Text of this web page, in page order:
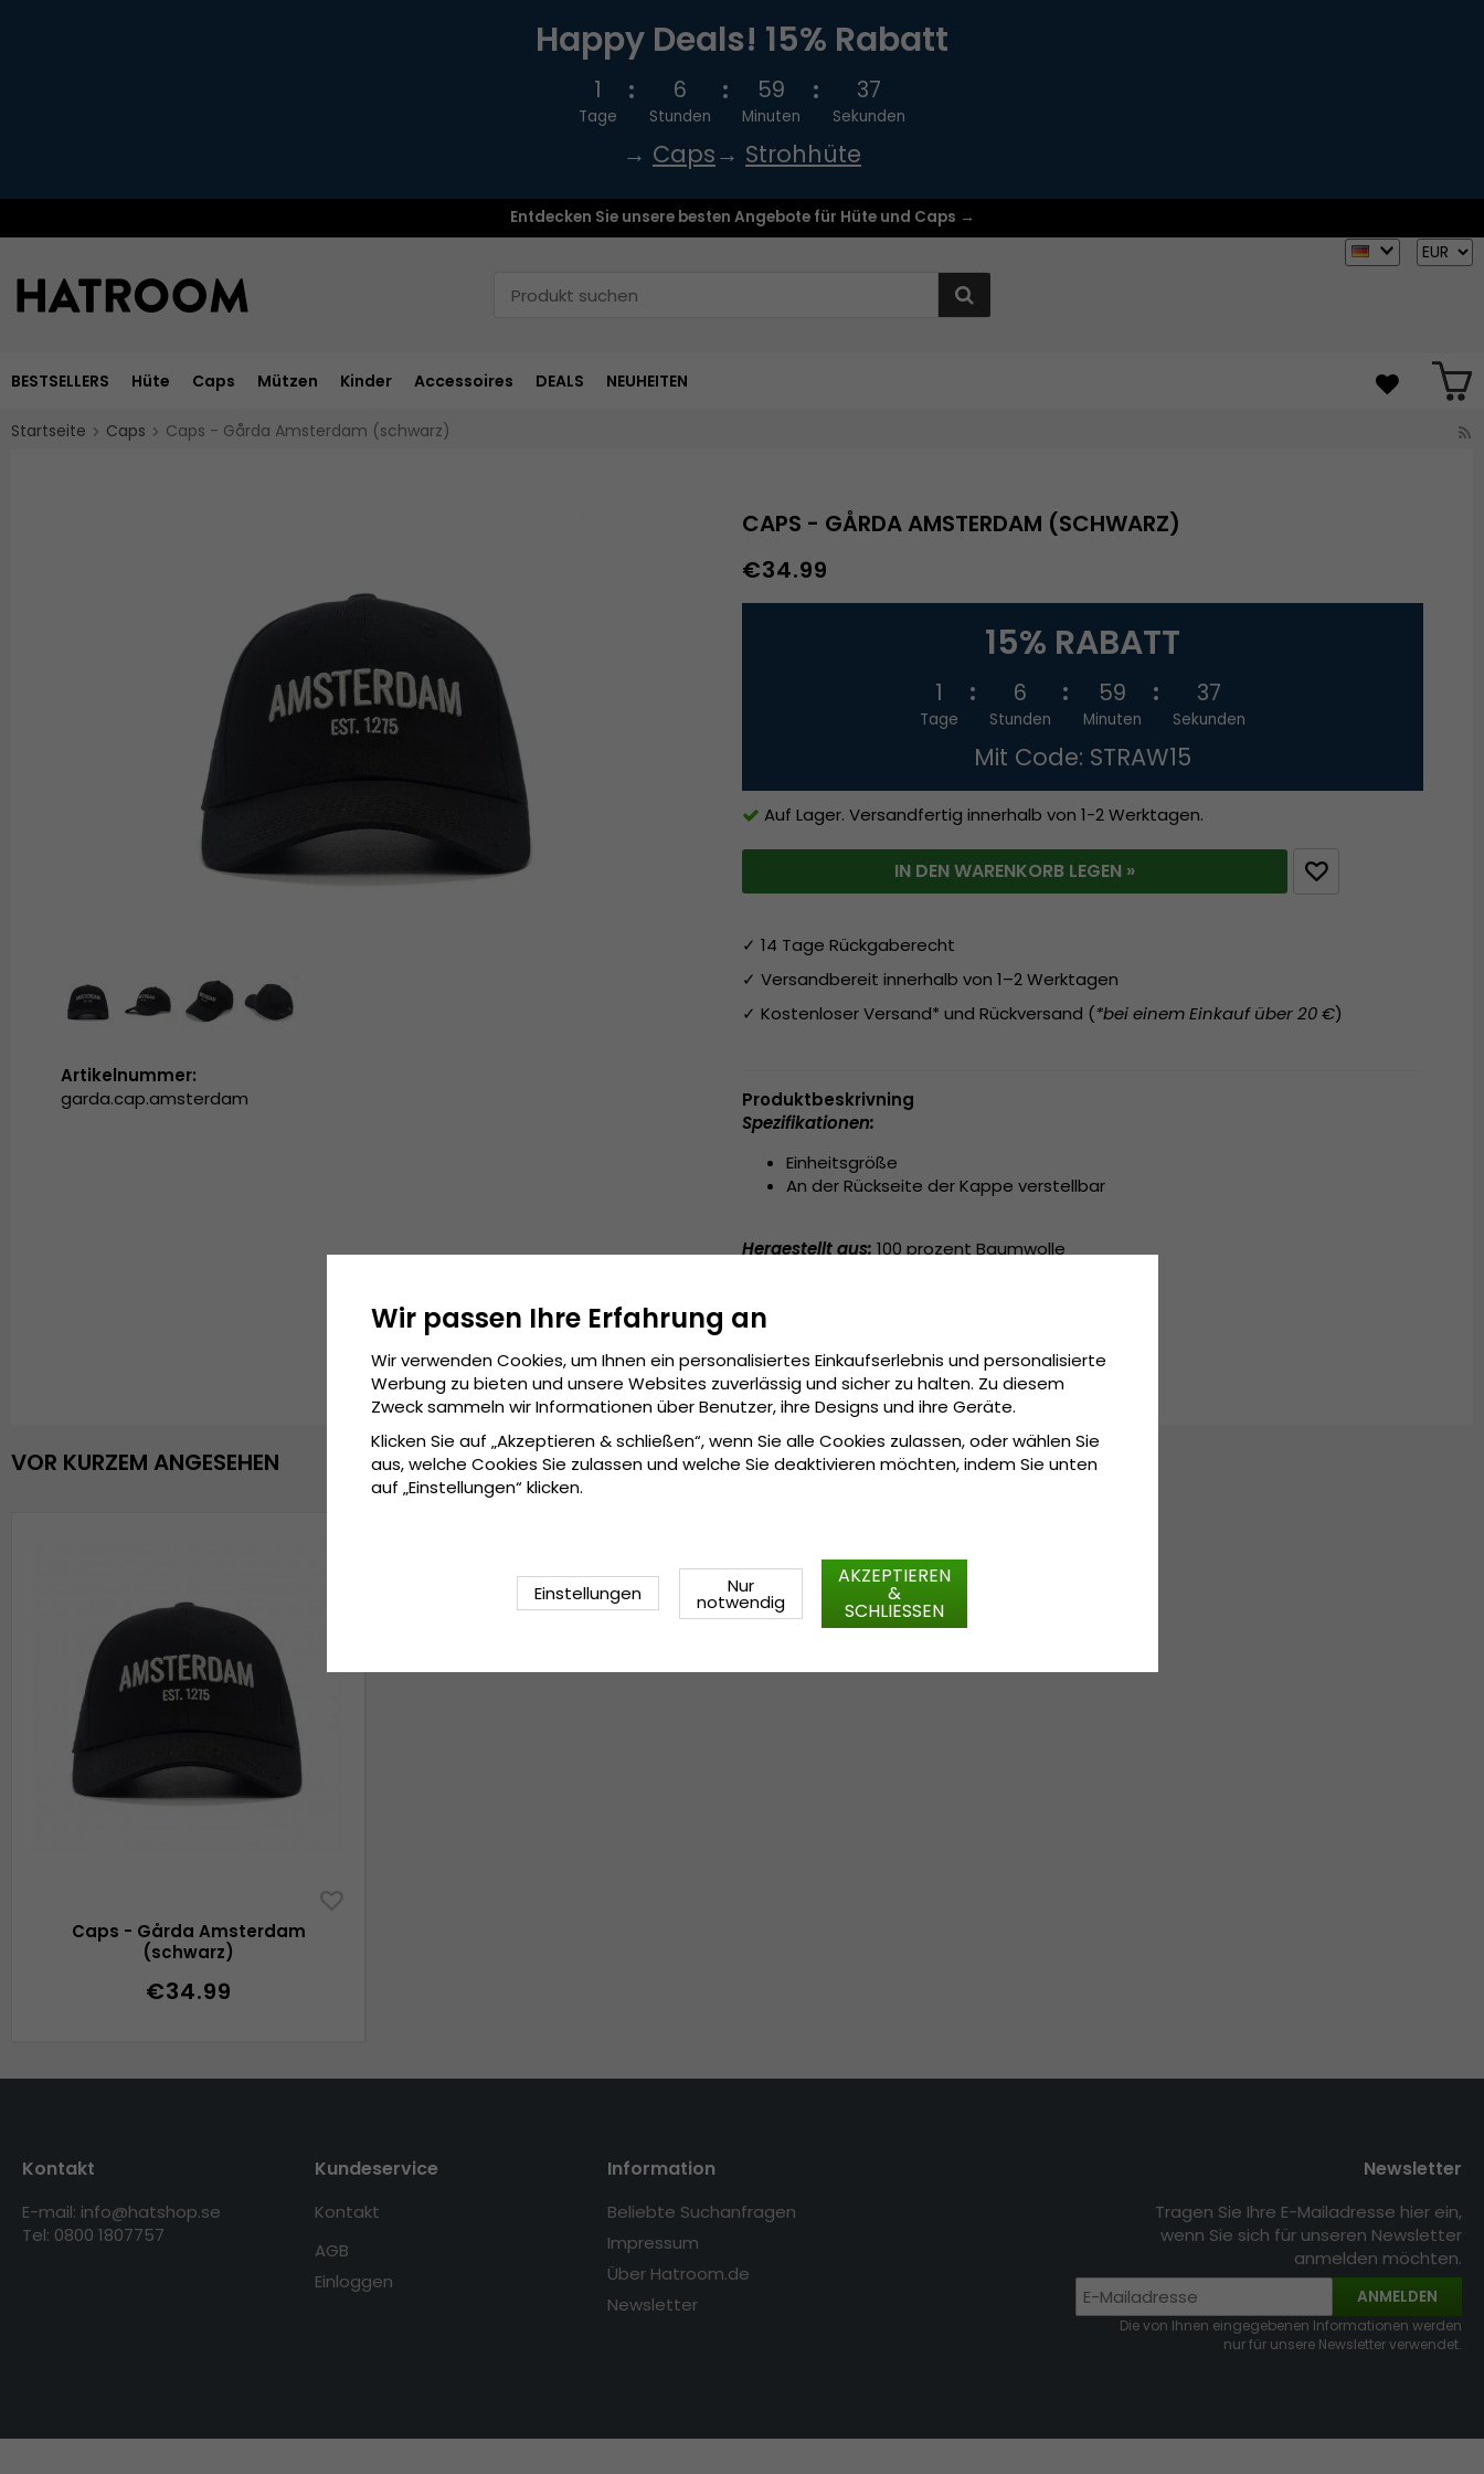
Happy Deals! 15% Rabatt
1
Tage
6
Stunden
59
Minuten
37
Sekunden
→ Caps→ Strohhüte
Entdecken Sie unsere besten Angebote für Hüte und Caps →
BESTSELLERS Hüte Caps Mützen Kinder Accessoires DEALS NEUHEITEN
Startseite Caps Caps - Gårda Amsterdam (schwarz)
CAPS - GÅRDA AMSTERDAM (SCHWARZ)
€34.99
15% RABATT
1
Tage
6
Stunden
59
Minuten
37
Sekunden
Mit Code: STRAW15
Auf Lager. Versandfertig innerhalb von 1-2 Werktagen.
IN DEN WARENKORB LEGEN »
✓ 14 Tage Rückgaberecht
✓ Versandbereit innerhalb von 1–2 Werktagen
✓ Kostenloser Versand* und Rückversand (*bei einem Einkauf über 20 €)
Produktbeskrivning
Spezifikationen:
Einheitsgröße
An der Rückseite der Kappe verstellbar
Hergestellt aus:100 prozent Baumwolle
Artikelnummer:
garda.cap.amsterdam
VOR KURZEM ANGESEHEN
Caps - Gårda Amsterdam
(schwarz)
€34.99
Kontakt
E-mail: info@hatshop.se
Tel: 0800 1807757
Kundeservice
Kontakt
AGB
Einloggen
Information
Beliebte Suchanfragen
Impressum
Über Hatroom.de
Newsletter
Newsletter
Tragen Sie Ihre E-Mailadresse hier ein,
wenn Sie sich für unseren Newsletter
anmelden möchten.
ANMELDEN
Die von Ihnen eingegebenen Informationen werden
nur für unsere Newsletter verwendet.
Wir passen Ihre Erfahrung an
Wir verwenden Cookies, um Ihnen ein personalisiertes Einkaufserlebnis und personalisierte
Werbung zu bieten und unsere Websites zuverlässig und sicher zu halten. Zu diesem
Zweck sammeln wir Informationen über Benutzer, ihre Designs und ihre Geräte.
Klicken Sie auf „Akzeptieren & schließen“, wenn Sie alle Cookies zulassen, oder wählen Sie
aus, welche Cookies Sie zulassen und welche Sie deaktivieren möchten, indem Sie unten
auf „Einstellungen“ klicken.
Einstellungen Nur
notwendig
AKZEPTIEREN
&
SCHLIESSEN